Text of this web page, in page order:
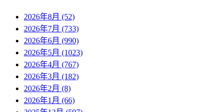
2026年8月 (52)
2026年7月 (733)
2026年6月 (990)
2026年5月 (1023)
2026年4月 (767)
2026年3月 (182)
2026年2月 (8)
2026年1月 (66)